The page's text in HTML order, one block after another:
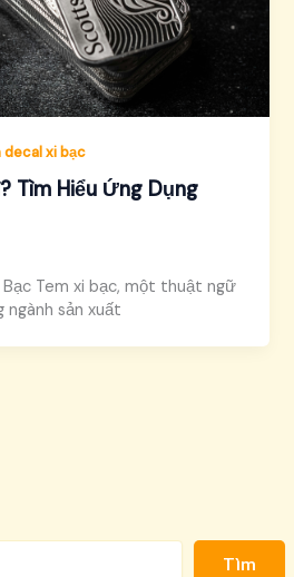
Tìm
decal xi bạc
Tìm Hiểu Ứng Dụng
Bạc Tem xi bạc, một thuật ngữ
ngành sản xuất